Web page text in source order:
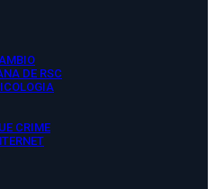
DE RSC
CRIME